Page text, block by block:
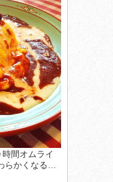
間オムライ
らかくなる…